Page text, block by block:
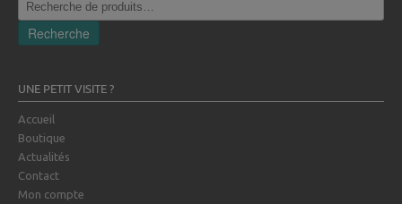
pour :
Recherche
UNE PETIT VISITE ?
Accueil
Boutique
Actualités
Contact
Mon compte